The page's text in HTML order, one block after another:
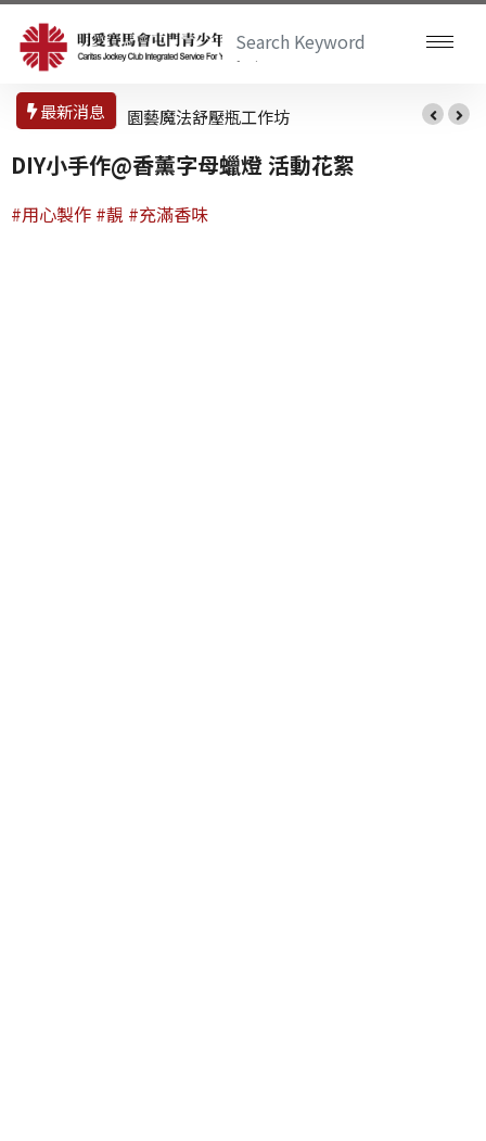
最新消息 園藝魔法舒壓瓶工作坊
DIY小手作@香薰字母蠟燈 活動花絮
#用心製作 #靚 #充滿香味